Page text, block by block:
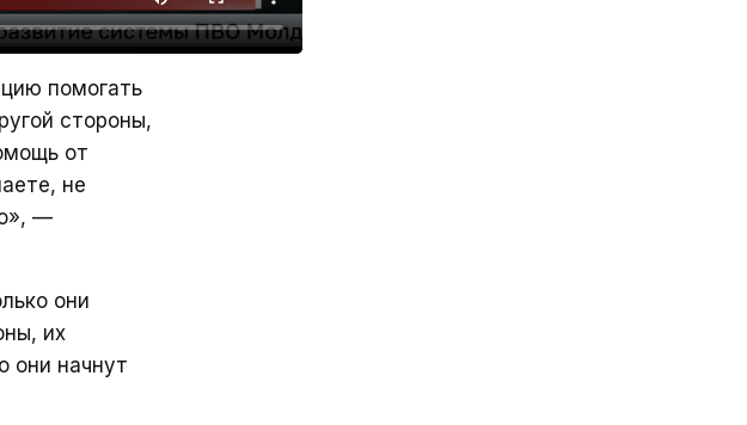
помогать
стороны,
от
не
—
они
их
они начнут